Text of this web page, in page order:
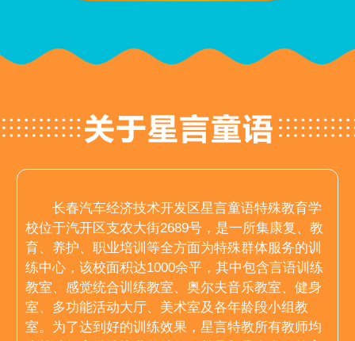
长春汽车经济技术开发区星言童语特殊教育学
校位于汽开区支农大街2689号，是一所集康复、教
育、养护、职业培训等全方面为特殊群体服务的训
练中心，该校面积达1000余平，其中包含言语训练
教室、感觉统合训练教室、奥尔夫音乐教室、健身
室、多功能活动大厅、美术室及各年龄段小组教
室。为了达到好的训练效果，星言特教所有教师均